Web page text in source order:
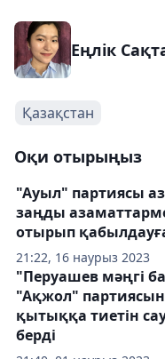
Еңлік
Қазақстан
Оқи отырыңыз
21:22, 16 наурыз 2023
"Ауыл" партиясы
заңды
отырып
"Перуашев мәңгі
"Ақжол"
қытыққа тиетін
берді